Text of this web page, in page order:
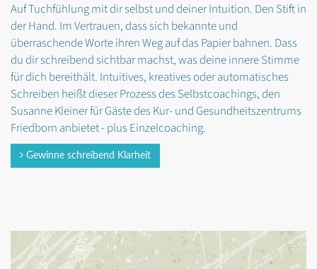
Auf Tuchfühlung mit dir selbst und deiner Intuition. Den Stift in
der Hand. Im Vertrauen, dass sich bekannte und
überraschende Worte ihren Weg auf das Papier bahnen. Dass
du dir schreibend sichtbar machst, was deine innere Stimme
für dich bereithält. Intuitives, kreatives oder automatisches
Schreiben heißt dieser Prozess des Selbstcoachings, den
Susanne Kleiner für Gäste des Kur- und Gesundheitszentrums
Friedborn anbietet - plus Einzelcoaching.
Gewinne schreibend Klarheit